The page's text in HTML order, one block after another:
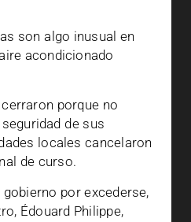
son algo inusual en
acondicionado
porque no
de sus
locales cancelaron
de curso.
por excederse,
Édouard Philippe,